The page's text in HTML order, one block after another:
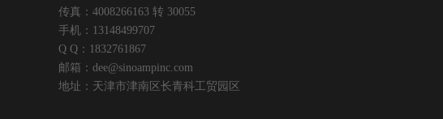
传真：4008266163 转 30055
手机：13148499707
Q Q：1832761867
邮箱：dee@sinoampinc.com
地址：天津市津南区长青科工贸园区